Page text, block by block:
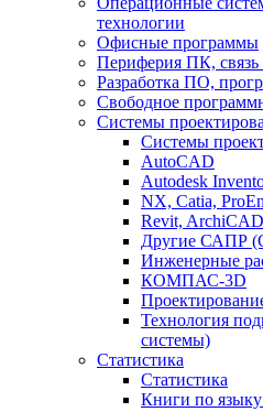
технологии
Офисные программы
Периферия ПК,
Разработка ПО,
Свободное
Системы
Системы
AutoCAD
Autodesk
NX, Catia,
Revit, ArchiCAD
Другие САПР
Инженерные
КОМПАС-3D
Технология
системы)
Статистика
Статистика
Книги по языку